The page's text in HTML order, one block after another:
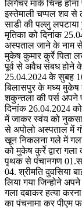
लिगेचर मार्क चिन्ह
इस्तेमाली चप्पल शव से
साडी की पल्लु
मृतिका को दिनांक
अस्पताल जाने के नाम
मुकेष कुमार कुर्रे पिता
पूर्व से अवैध संबध होने
25.04.2024 के सुबह
बिलासपुर के मध्य मुकेष
शकुन्तला की पर्स अपने
दिनांक 26.04.2024
में जाकर स्वंय को
से अपोलो अस्पताल में
खून निकलना गले में
को मुकेष कुर्रे द्वारा
पृथक से पंचानगण
04. श्रीमति दुवसिया
लिया गया जिन्होने
गला दबाकर हत्या
का पंचनामा कर पीएम